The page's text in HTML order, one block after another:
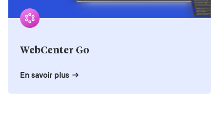
WebCenter Go
En savoir plus